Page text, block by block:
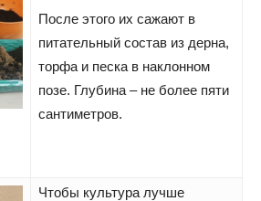
После этого их сажают в
питательный состав из дерна,
торфа и песка в наклонном
позе. Глубина – не более пяти
сантиметров.
Чтобы культура лучше